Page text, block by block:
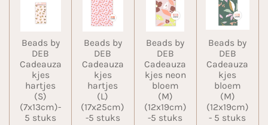
Beads by
DEB
Cadeauza
kjes
hartjes
(S)
(7x13cm)-
5 stuks
Beads by
DEB
Cadeauza
kjes
hartjes
(L)
(17x25cm)
-5 stuks
Beads by
DEB
Cadeauza
kjes neon
bloem
(M)
(12x19cm)
-5 stuks
Beads by
DEB
Cadeauza
kjes
bloem
(M)
(12x19cm)
- 5 stuks